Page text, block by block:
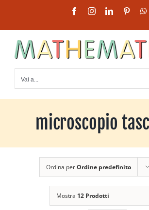
contenuto
FacebookInstagramLinkedIn
Vai a...
microscopio
Ordina perOrdine predefinito
Mostra 12 Prodotti